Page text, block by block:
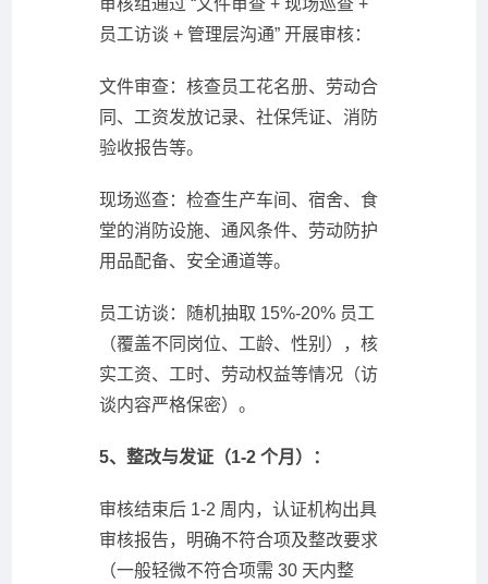
审核组通过 “文件审查 + 现场巡查 +
员工访谈 + 管理层沟通” 开展审核：
文件审查：核查员工花名册、劳动合
同、工资发放记录、社保凭证、消防
验收报告等。
现场巡查：检查生产车间、宿舍、食
堂的消防设施、通风条件、劳动防护
用品配备、安全通道等。
员工访谈：随机抽取 15%-20% 员工
（覆盖不同岗位、工龄、性别），核
实工资、工时、劳动权益等情况（访
谈内容严格保密）。
5、整改与发证（1-2 个月）：
审核结束后 1-2 周内，认证机构出具
审核报告，明确不符合项及整改要求
（一般轻微不符合项需 30 天内整